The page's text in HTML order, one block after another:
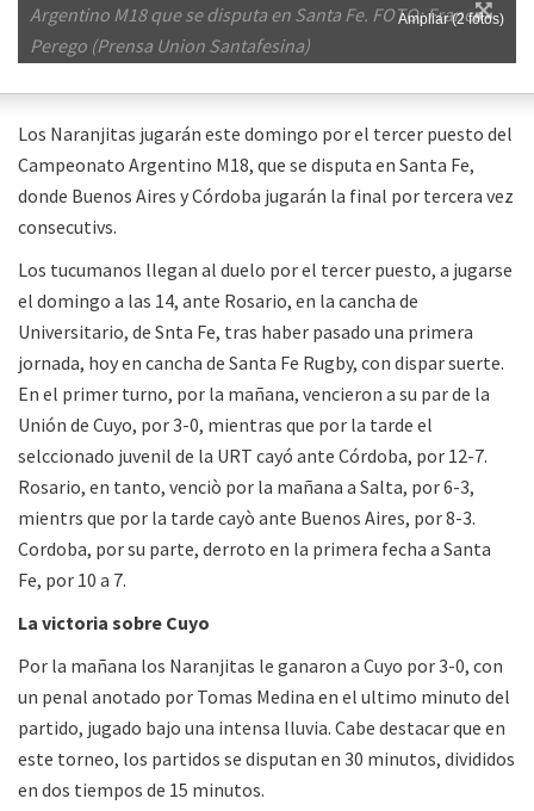
Ampliar (2 fotos)
Argentino M18 que se disputa en Santa Fe. FOTO: Franco
Perego (Prensa Union Santafesina)
Los Naranjitas jugarán este domingo por el tercer puesto del
Campeonato Argentino M18, que se disputa en Santa Fe,
donde Buenos Aires y Córdoba jugarán la final por tercera vez
consecutivs.
Los tucumanos llegan al duelo por el tercer puesto, a jugarse
el domingo a las 14, ante Rosario, en la cancha de
Universitario, de Snta Fe, tras haber pasado una primera
jornada, hoy en cancha de Santa Fe Rugby, con dispar suerte.
En el primer turno, por la mañana, vencieron a su par de la
Unión de Cuyo, por 3-0, mientras que por la tarde el
selccionado juvenil de la URT cayó ante Córdoba, por 12-7.
Rosario, en tanto, venciò por la mañana a Salta, por 6-3,
mientrs que por la tarde cayò ante Buenos Aires, por 8-3.
Cordoba, por su parte, derroto en la primera fecha a Santa
Fe, por 10 a 7.
La victoria sobre Cuyo
Por la mañana los Naranjitas le ganaron a Cuyo por 3-0, con
un penal anotado por Tomas Medina en el ultimo minuto del
partido, jugado bajo una intensa lluvia. Cabe destacar que en
este torneo, los partidos se disputan en 30 minutos, divididos
en dos tiempos de 15 minutos.